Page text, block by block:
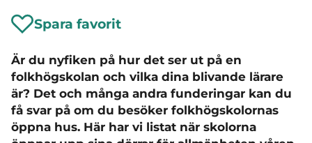
Spara favorit
Är du nyfiken på hur det ser ut på en
folkhögskolan och vilka dina blivande lärare
är? Det och många andra funderingar kan du
få svar på om du besöker folkhögskolornas
öppna hus. Här har vi listat när skolorna